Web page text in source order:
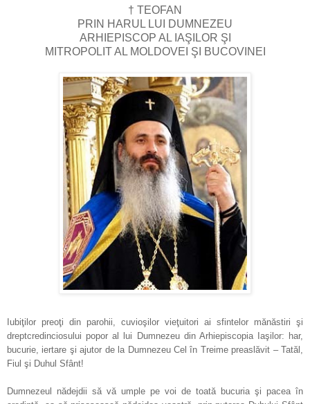
† TEOFAN
PRIN HARUL LUI DUMNEZEU
ARHIEPISCOP AL IAŞILOR ŞI
MITROPOLIT AL MOLDOVEI ŞI BUCOVINEI
Iubiţilor preoţi din parohii, cuvioşilor vieţuitori ai sfintelor mănăstiri şi
dreptcredinciosului popor al lui Dumnezeu din Arhiepiscopia Iaşilor: har,
bucurie, iertare şi ajutor de la Dumnezeu Cel în Treime preaslăvit – Tatăl,
Fiul şi Duhul Sfânt!
Dumnezeul nădejdii să vă umple pe voi de toată bucuria şi pacea în